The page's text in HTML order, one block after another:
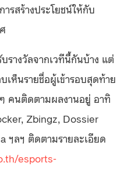
รสร้างประโยชน์ให้กับ
รางวัลจากเวทีนี้กันบ้าง แต่
ห็นรายชื่อผู้เข้ารอบสุดท้าย
คนติดตามผลงานอยู่ อาทิ
Zbingz, Dossier
ฯลฯ ติดตามรายละเอียด
esports-